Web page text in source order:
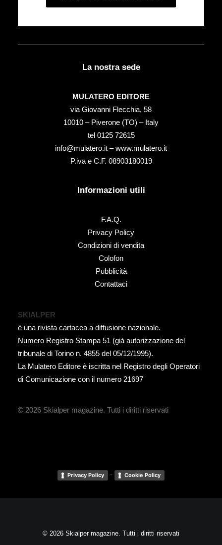
La nostra sede
MULATERO EDITORE
via Giovanni Flecchia, 58
10010 – Piverone (TO) – Italy
tel ‭0125 72615‬
info@mulatero.it –www.mulatero.it
P.iva e C.F. 08903180019
Informazioni utili
F.A.Q.
Privacy Policy
Condizioni di vendita
Colofon
Pubblicità
Contattaci
SKIALPER
è una rivista cartacea a diffusione nazionale.
Numero Registro Stampa 51 (già autorizzazione del
tribunale di Torino n. 4855 del 05/12/1995).
La Mulatero Editore è iscritta nel Registro degli Operatori
di Comunicazione con il numero 21697
© 2026 Skialper magazine. Tutti i diritti riservati
Privacy Policy - Cookie Policy
© 2026 Skialper magazine. Tutti i diritti riservati